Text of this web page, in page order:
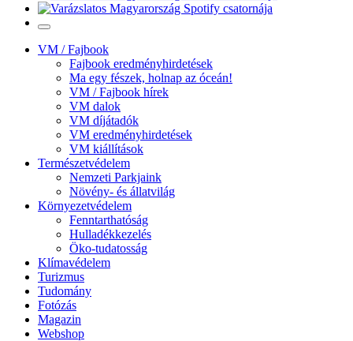
VM / Fajbook
Fajbook eredményhirdetések
Ma egy fészek, holnap az óceán!
VM / Fajbook hírek
VM dalok
VM díjátadók
VM eredményhirdetések
VM kiállítások
Természetvédelem
Nemzeti Parkjaink
Növény- és állatvilág
Környezetvédelem
Fenntarthatóság
Hulladékkezelés
Öko-tudatosság
Klímavédelem
Turizmus
Tudomány
Fotózás
Magazin
Webshop